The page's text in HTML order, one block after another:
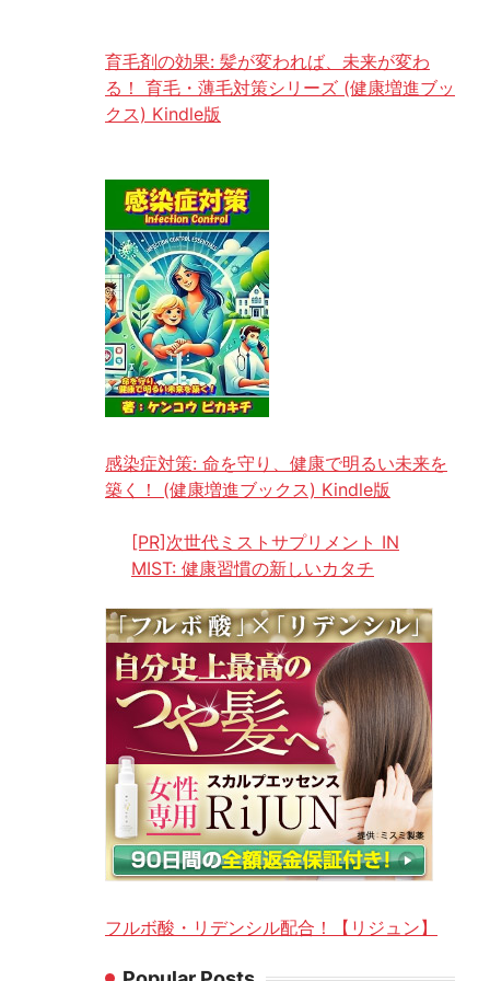
育毛剤の効果: 髪が変われば、未来が変わ
る！ 育毛・薄毛対策シリーズ (健康増進ブッ
クス) Kindle版
感染症対策: 命を守り、健康で明るい未来を
築く！ (健康増進ブックス) Kindle版
[PR]次世代ミストサプリメント IN
MIST: 健康習慣の新しいカタチ
フルボ酸・リデンシル配合！【リジュン】